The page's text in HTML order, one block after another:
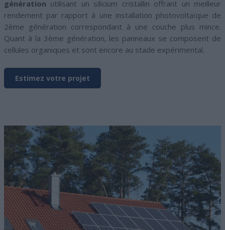
génération utilisant un silicium cristallin offrant un meilleur
rendement par rapport à une installation photovoltaïque de
2ème génération correspondant à une couche plus mince.
Quant à la 3ème génération, les panneaux se composent de
cellules organiques et sont encore au stade expérimental.
Estimez votre projet